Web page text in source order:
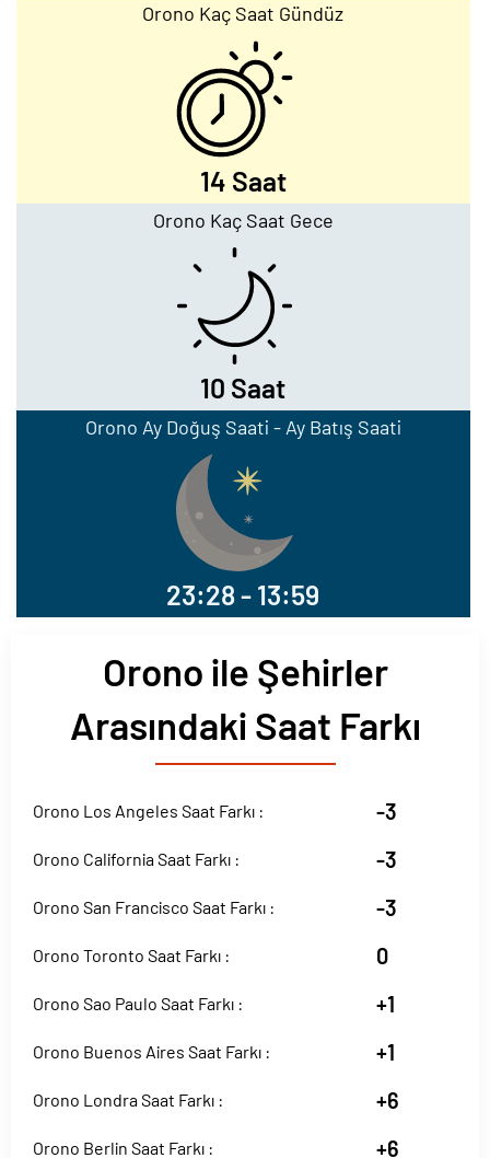
Orono Kaç Saat Gündüz
14 Saat
Orono Kaç Saat Gece
10 Saat
Orono Ay Doğuş Saati - Ay Batış Saati
23:28 - 13:59
Orono ile Şehirler
Arasındaki Saat Farkı
Orono Los Angeles Saat Farkı : -3
Orono California Saat Farkı : -3
Orono San Francisco Saat Farkı : -3
Orono Toronto Saat Farkı : 0
Orono Sao Paulo Saat Farkı : +1
Orono Buenos Aires Saat Farkı : +1
Orono Londra Saat Farkı : +6
Orono Berlin Saat Farkı : +6